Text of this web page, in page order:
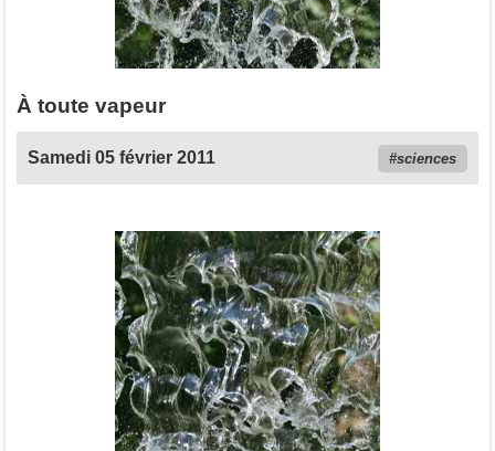
À toute vapeur
Samedi 05 février 2011 sciences